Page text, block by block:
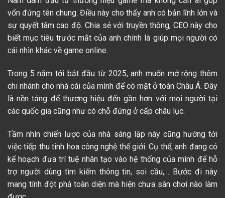
vốn đứng tên chung. Điều này cho thấy anh có bản lĩnh lớn và
sự quyết tâm cao độ. Chia sẻ với truyền thông, CEO này cho
biết mục tiêu trước mắt của anh chính là giúp mọi người có
cái nhìn khác về game online.
Trong 5 năm tới bắt đầu từ 2025, anh muốn mở rộng thêm
chi nhánh cho nhà cái của mình để có mặt ở toàn Châu Á. Đây
là nền tảng để thương hiệu đến gần hơn với mọi người tại
các quốc gia cũng như có chỗ đứng ở cấp châu lục.
Tầm nhìn chiến lược của nhà sáng lập này cũng hướng tới
việc tiếp thu tinh hoa công nghệ thế giới. Cụ thể, anh đang có
kế hoạch đưa trí tuệ nhân tạo vào hệ thống của mình để hỗ
trợ người dùng tìm kiếm thông tin, soi cầu,… Bước đi này
mang tính đột phá toàn diện mà hiện chưa sân chơi nào làm